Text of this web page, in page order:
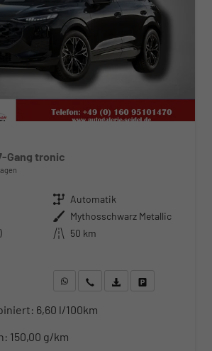
Gang tronic
Getriebe Automatik
Außenfarbe Mythosschwarz Metallic
Kilometerstand 50 km
WhatsApp anfragen
Wir rufen Sie anFahrzeugexposé (PDF)
6,60 l/100km
150,00 g/km